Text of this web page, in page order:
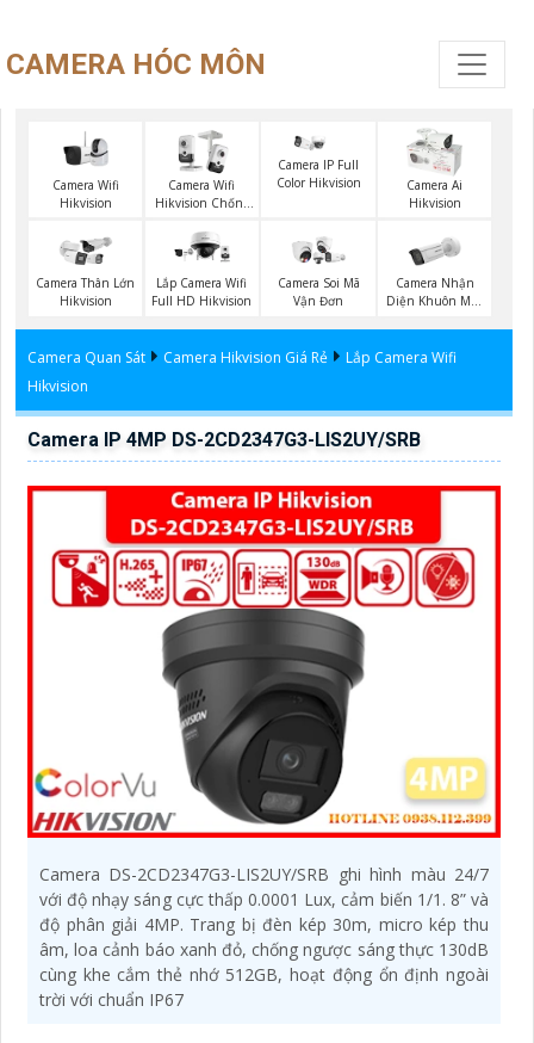
CAMERA HÓC MÔN
Camera Wifi
Hikvision
Camera Wifi
Hikvision Chống
Camera IP Full
Color Hikvision
Camera Ai
Hikvision
Camera Thân Lớn
Hikvision
Lắp Camera Wifi
Full HD Hikvision
Camera Soi Mã
Vận Đơn
Camera Nhận
Diện Khuôn Mặt
Camera Quan Sát Camera Hikvision Giá Rẻ
Lắp Camera Wifi
Hikvision
Camera IP 4MP DS-2CD2347G3-LIS2UY/SRB
Camera DS-2CD2347G3-LIS2UY/SRB ghi hình màu 24/7
với độ nhạy sáng cực thấp 0.0001 Lux, cảm biến 1/1. 8” và
độ phân giải 4MP. Trang bị đèn kép 30m, micro kép thu
âm, loa cảnh báo xanh đỏ, chống ngược sáng thực 130dB
cùng khe cắm thẻ nhớ 512GB, hoạt động ổn định ngoài
trời với chuẩn IP67